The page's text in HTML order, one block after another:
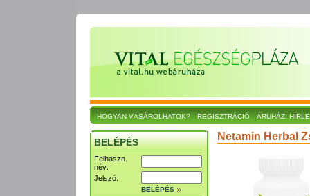
HOGYAN VÁSÁROLHATOK? REGISZTRÁCIÓ ÁRUHÁZI
BELÉPÉS
Felhaszn.
név:
Jelszó:
BELÉPÉS
Netamin Herbal